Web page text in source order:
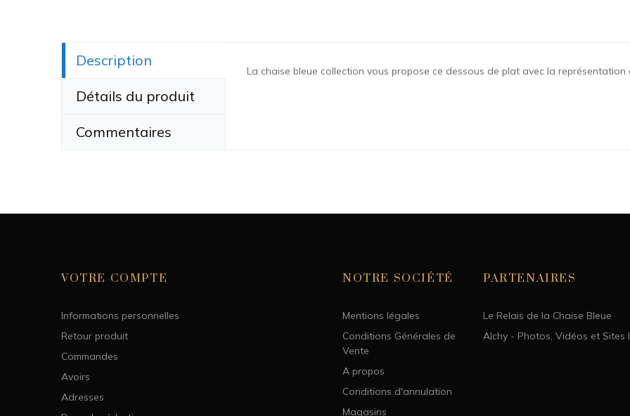
Description
Détails du produit
Commentaires
La chaise bleue collection vous propose ce dessous de plat avec la
VOTRE COMPTE
Informations personnelles
Retour produit
Commandes
Avoirs
Adresses
NOTRE SOCIÉTÉ
Mentions légales
Conditions Générales de
Vente
A propos
Conditions d'annulation
Magasins
PARTENAIRES
Le Relais de la Chaise Bleue
Alchy - Photos, Vidéos et Sites